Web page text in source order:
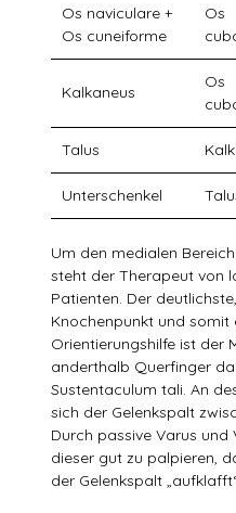
Os naviculare +
Os cuneiforme
Os
Kalkaneus
Os
Talus
Unterschenkel
Um den medialen
steht der Therapeut von
Patienten. Der
Knochenpunkt und somit
Orientierungshilfe ist der
anderthalb Querfinger
Sustentaculum tali. An
sich der Gelenkspalt
Durch passive Varus
dieser gut zu palpieren,
der Gelenkspalt